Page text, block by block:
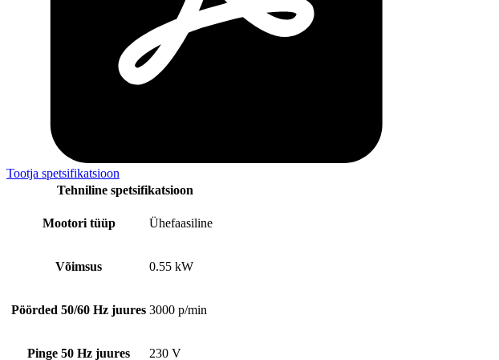
Tootja spetsifikatsioon
Tehniline spetsifikatsioon
Mootori tüüp Ühefaasiline
Võimsus 0.55 kW
Pöörded 50/60 Hz juures 3000 p/min
Pinge 50 Hz juures 230 V